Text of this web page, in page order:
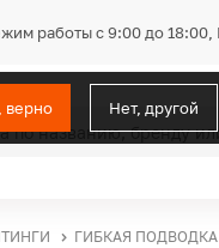
работы с 9:00 до
верно Нет, другой
ГИБКАЯ ПОДВОДКА